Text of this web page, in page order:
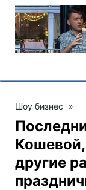
Шоу бизнес »
другие